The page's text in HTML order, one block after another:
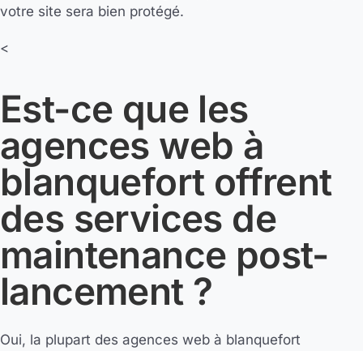
votre site sera bien protégé.
<
Est-ce que les
agences web à
blanquefort offrent
des services de
maintenance post-
lancement ?
Oui, la plupart des agences web à blanquefort